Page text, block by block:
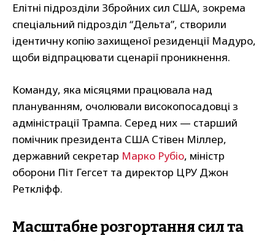
Елітні підрозділи Збройних сил США, зокрема
спеціальний підрозділ “Дельта”, створили
ідентичну копію захищеної резиденції Мадуро,
щоби відпрацювати сценарії проникнення.
Команду, яка місяцями працювала над
плануванням, очолювали високопосадовці з
адміністрації Трампа. Серед них — старший
помічник президента США Стівен Міллер,
державний секретар Марко Рубіо, міністр
оборони Піт Гегсет та директор ЦРУ Джон
Реткліфф.
Масштабне розгортання сил та